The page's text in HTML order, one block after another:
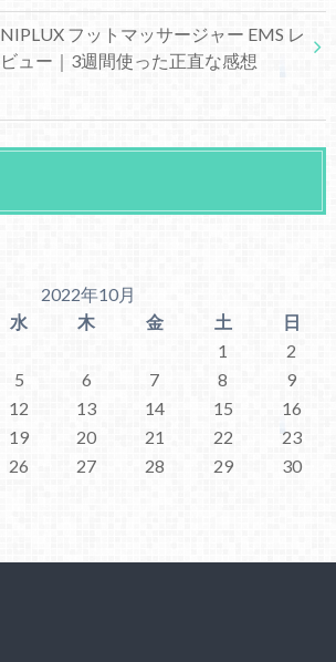
NIPLUX フットマッサージャー EMS レ
ビュー｜3週間使った正直な感想
2022年10月
水 木 金 土
日
1
2
5 6 7 8
9
12 13 14 15
16
19 20 21 22
23
26 27 28 29
30